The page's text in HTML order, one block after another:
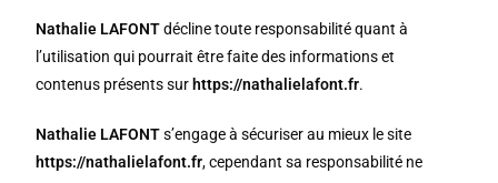
Nathalie LAFONTdécline toute responsabilité quant à
l’utilisation qui pourrait être faite des informations et
contenus présents sur https://nathalielafont.fr.
Nathalie LAFONTs’engage à sécuriser au mieux le site
https://nathalielafont.fr, cependant sa responsabilité ne